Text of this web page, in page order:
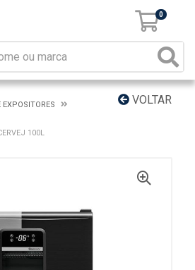
0
VOLTAR
EXPOSITORES
100L